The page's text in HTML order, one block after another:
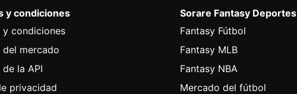
y condiciones
y condiciones
del mercado
la API
privacidad
Sorare Fantasy Deportes
Fantasy Fútbol
Fantasy MLB
Fantasy NBA
Mercado del fútbol